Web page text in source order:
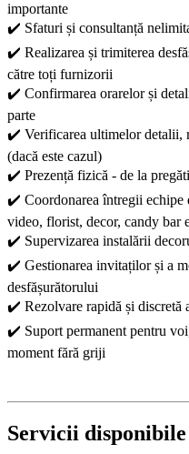
importante
✔️ Sfaturi și consultanță
✔️ Realizarea și trimiterea
către toți furnizorii
✔️ Confirmarea orarelor și
parte
✔️ Verificarea ultimelor detalii,
(dacă este cazul)
✔️ Prezență fizică - de la
✔️ Coordonarea întregii echipe
video, florist, decor, candy bar
✔️ Supervizarea instalării
✔️ Gestionarea invitaților și a
desfășurătorului
✔️ Rezolvare rapidă și discretă
✔️ Suport permanent pentru
moment fără griji
Servicii disponibile